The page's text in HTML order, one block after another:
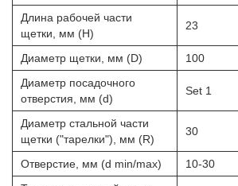
Длина рабочей части
щетки, мм (Н)
23
Диаметр щетки, мм (D)
100
Диаметр посадочного
отверстия, мм (d)
Set 1
Диаметр стальной части
щетки ("тарелки"), мм (R)
30
Отверстие, мм (d min/max)
10-30